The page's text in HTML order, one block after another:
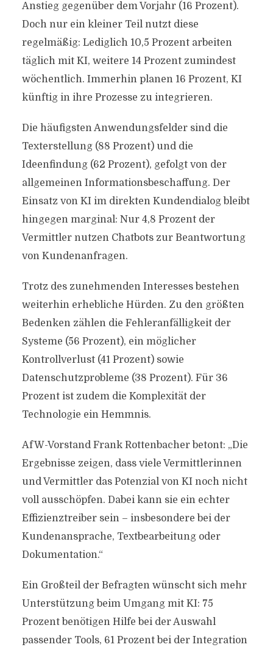
Anstieg gegenüber dem Vorjahr (16 Prozent).
Doch nur ein kleiner Teil nutzt diese
regelmäßig: Lediglich 10,5 Prozent arbeiten
täglich mit KI, weitere 14 Prozent zumindest
wöchentlich. Immerhin planen 16 Prozent, KI
künftig in ihre Prozesse zu integrieren.
Die häufigsten Anwendungsfelder sind die
Texterstellung (88 Prozent) und die
Ideenfindung (62 Prozent), gefolgt von der
allgemeinen Informationsbeschaffung. Der
Einsatz von KI im direkten Kundendialog bleibt
hingegen marginal: Nur 4,8 Prozent der
Vermittler nutzen Chatbots zur Beantwortung
von Kundenanfragen.
Trotz des zunehmenden Interesses bestehen
weiterhin erhebliche Hürden. Zu den größten
Bedenken zählen die Fehleranfälligkeit der
Systeme (56 Prozent), ein möglicher
Kontrollverlust (41 Prozent) sowie
Datenschutzprobleme (38 Prozent). Für 36
Prozent ist zudem die Komplexität der
Technologie ein Hemmnis.
AfW-Vorstand Frank Rottenbacher betont: „Die
Ergebnisse zeigen, dass viele Vermittlerinnen
und Vermittler das Potenzial von KI noch nicht
voll ausschöpfen. Dabei kann sie ein echter
Effizienztreiber sein – insbesondere bei der
Kundenansprache, Textbearbeitung oder
Dokumentation.“
Ein Großteil der Befragten wünscht sich mehr
Unterstützung beim Umgang mit KI: 75
Prozent benötigen Hilfe bei der Auswahl
passender Tools, 61 Prozent bei der Integration